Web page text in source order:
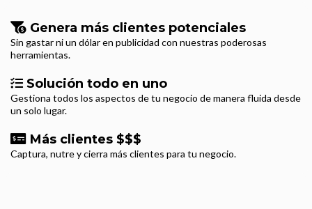
Genera más clientes potenciales
Sin gastar ni un dólar en publicidad con nuestras poderosas
herramientas.
Solución todo en uno
Gestiona todos los aspectos de tu negocio de manera fluida desde
un solo lugar.
Más clientes $$$
Captura, nutre y cierra más clientes para tu negocio.